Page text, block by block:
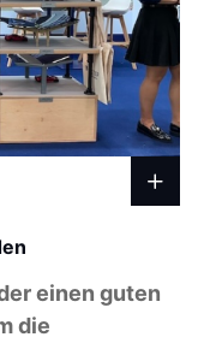
einen guten
die